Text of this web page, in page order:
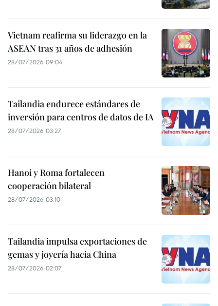
Vietnam reafirma su liderazgo en la
ASEAN tras 31 años de adhesión
28/07/2026 09:04
Tailandia endurece estándares de
inversión para centros de datos de IA
28/07/2026 03:27
Hanoi y Roma fortalecen
cooperación bilateral
28/07/2026 03:10
Tailandia impulsa exportaciones de
gemas y joyería hacia China
28/07/2026 02:07